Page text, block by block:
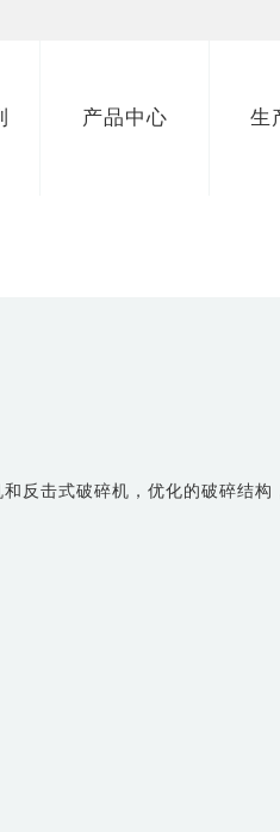
产品中心 生
和反击式破碎机，优化的破碎结构